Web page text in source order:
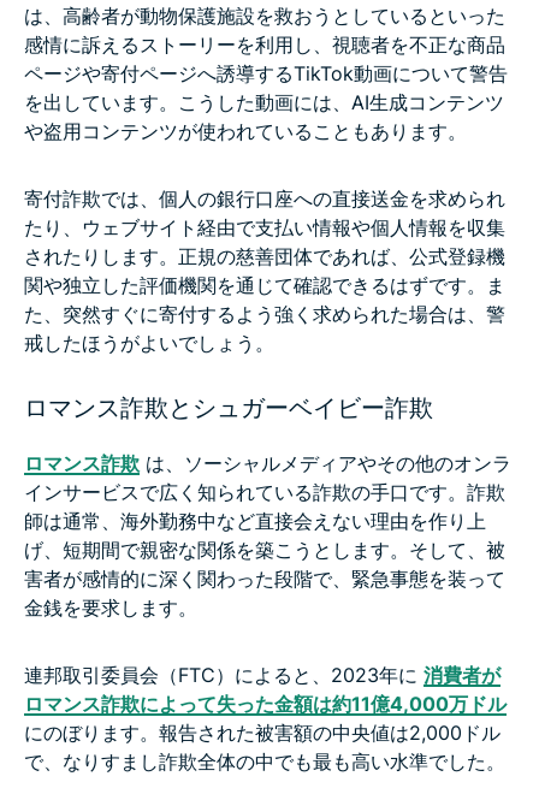
は、高齢者が動物保護施設を救おうとしているといった
感情に訴えるストーリーを利用し、視聴者を不正な商品
ページや寄付ページへ誘導するTikTok動画について警告
を出しています。こうした動画には、AI生成コンテンツ
や盗用コンテンツが使われていることもあります。
寄付詐欺では、個人の銀行口座への直接送金を求められ
たり、ウェブサイト経由で支払い情報や個人情報を収集
されたりします。正規の慈善団体であれば、公式登録機
関や独立した評価機関を通じて確認できるはずです。ま
た、突然すぐに寄付するよう強く求められた場合は、警
戒したほうがよいでしょう。
ロマンス詐欺とシュガーベイビー詐欺
ロマンス詐欺 は、ソーシャルメディアやその他のオンラ
インサービスで広く知られている詐欺の手口です。詐欺
師は通常、海外勤務中など直接会えない理由を作り上
げ、短期間で親密な関係を築こうとします。そして、被
害者が感情的に深く関わった段階で、緊急事態を装って
金銭を要求します。
連邦取引委員会（FTC）によると、2023年に 消費者が
ロマンス詐欺によって失った金額は約11億4,000万ドル
にのぼります。報告された被害額の中央値は2,000ドル
で、なりすまし詐欺全体の中でも最も高い水準でした。